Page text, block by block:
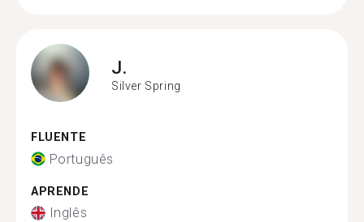
J.
Silver Spring
FLUENTE
Português
APRENDE
Inglês